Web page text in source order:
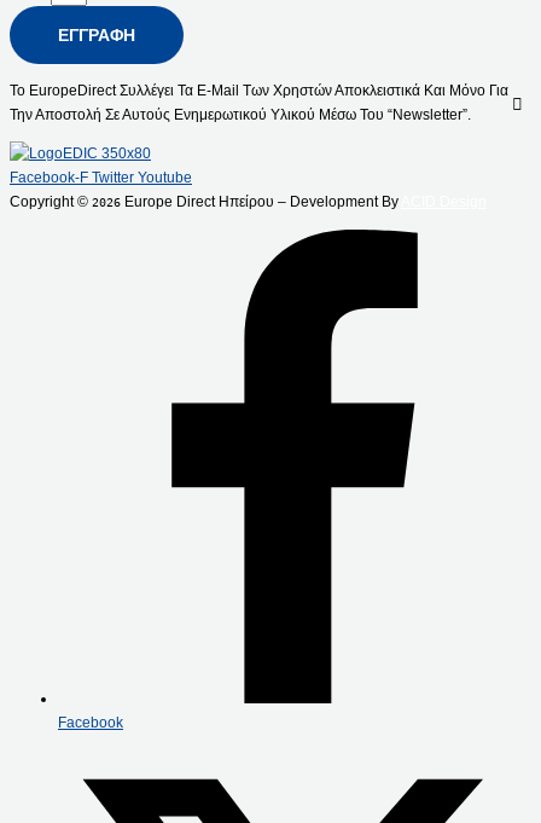
ΕΓΓΡΑΦΉ
Το EuropeDirect Συλλέγει Τα E-Mail Των Χρηστών Αποκλειστικά Και Μόνο Για
Την Αποστολή Σε Αυτούς Ενημερωτικού Υλικού Μέσω Του “Newsletter”.
Facebook-F Twitter Youtube
Copyright © 2026 Europe Direct Ηπείρου – Development By
Facebook